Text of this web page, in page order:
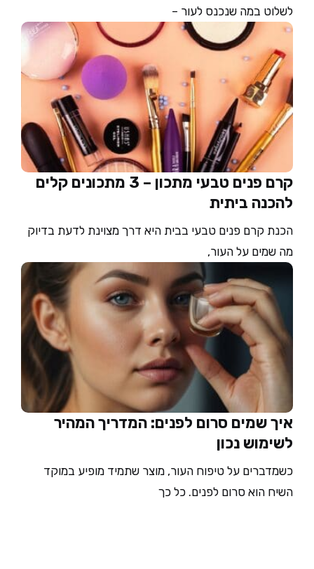
לשלוט במה שנכנס לעור –
קרם פנים טבעי מתכון – 3 מתכונים קלים
להכנה ביתית
הכנת קרם פנים טבעי בבית היא דרך מצוינת לדעת בדיוק
מה שמים על העור,
איך שמים סרום לפנים: המדריך המהיר
לשימוש נכון
כשמדברים על טיפוח העור, מוצר שתמיד מופיע במוקד
השיח הוא סרום לפנים. כל כך